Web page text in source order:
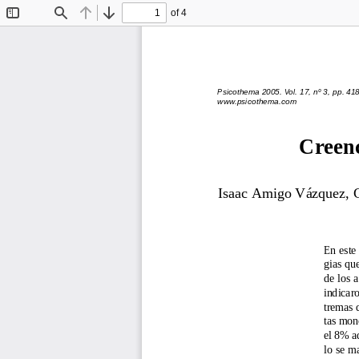
Find Previous
Next
of 4
Isaac Amigo Vázquez,
En
gias
de los
tremas
tas
el 8%
lo se
Psicothema 2005. Vol. 17, nº 3, pp.
www.psicothema.com